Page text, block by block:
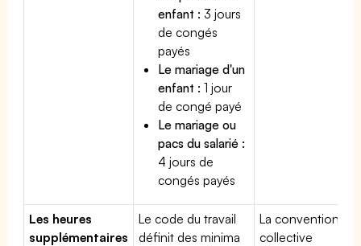
enfant : 3 jours
de congés
payés
Le mariage d'un
enfant : 1 jour
de congé payé
Le mariage ou
pacs du salarié :
4 jours de
congés payés
Les heures
supplémentaires
Le code du travail
définit des minima
La convention
collective